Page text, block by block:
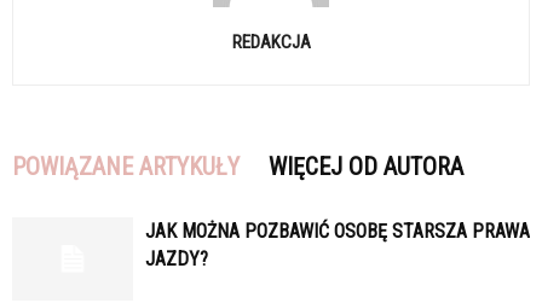
REDAKCJA
POWIĄZANE ARTYKUŁY WIĘCEJ OD AUTORA
JAK MOŻNA POZBAWIĆ OSOBĘ STARSZA PRAWA
JAZDY?